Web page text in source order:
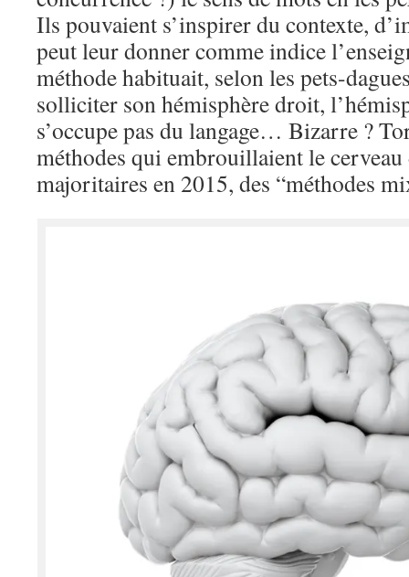
Ils pouvaient s’inspirer du contexte,
peut leur donner comme indice
méthode habituait, selon les pets-
solliciter son hémisphère droit,
s’occupe pas du langage… Bizarre ?
méthodes qui embrouillaient le cerveau
majoritaires en 2015, des “méthodes